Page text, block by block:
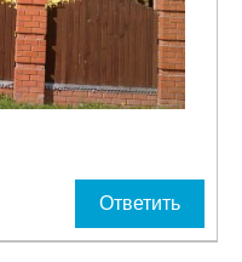
Ответить